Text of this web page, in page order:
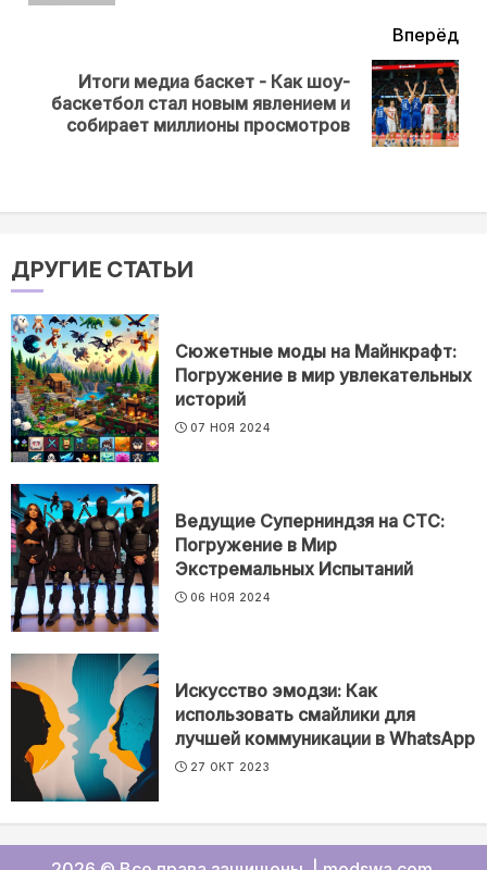
Вперёд
Next
Итоги медиа баскет - Как шоу-
баскетбол стал новым явлением и
собирает миллионы просмотров
ДРУГИЕ СТАТЬИ
Сюжетные моды на Майнкрафт:
Погружение в мир увлекательных
историй
07 НОЯ 2024
Ведущие Суперниндзя на СТС:
Погружение в Мир
Экстремальных Испытаний
06 НОЯ 2024
Искусство эмодзи: Как
использовать смайлики для
лучшей коммуникации в WhatsApp
27 ОКТ 2023